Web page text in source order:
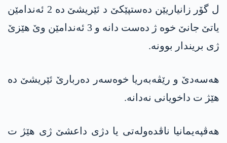
ل گۆر زانیاریێن دەستپێکێ د ئێریشێ دە 2 ئەندامێن
یاتێ جانێ خوە ژ دەست دانە و 3 ئەندامێن وێ هێزێ
ژی بریندار بوونە.
هه‌سه‌دێ و رێڤەبەریا خوەسەر دەربارێ ئێریشێ دە
هێژ ت داخویانی نەدانە.
هەڤپەیمانیا ناڤدەولەتی یا دژی داعشێ ژی هێژ ت